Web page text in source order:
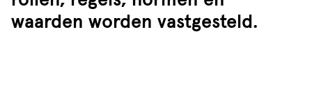
waarden worden vastgesteld.